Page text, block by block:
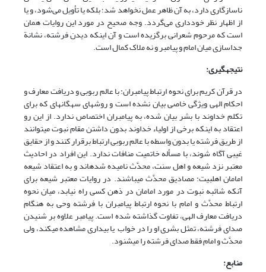
ناسازگاری دارد، به آن ظاهر عمل نخواهد شد؛ بلکه یا تأویل می‌شود، و یا
از اظهار نظر خودداری می‌گردد. وجه صحیح در مورد این روایات همان
است که مرحوم شعرانی برگزیده است و آن این‎که دیدن فرشته، نشانة
جداسازی میان امام و پیامبر و نه ملاک کمال است.
نتیجه‏گیری:
در قرآن کریم برای نحوه ارتباط پیامبران: با عالم ربوبی و دریافت معارف و
احکام الهی ویژگی خاصی بیان نشده است و روش‏های سه‏گانه‏ای که برای
تکلم خداوند با بشر بیان شده، به پیامبران اختصاص ندارد. از این رو
اعتقاد به اینکه برخی از اولیاء خداوند بدون داشتن مقام نبوت می‏توانند
از طریق فرشته یا بدون واسطه با عالم ربوبی ارتباط برقرار کنند و از حقایق
غیبی آگاه شوند، با مسأله خاتمیت منافات ندارد. این افراد در احادیث
معتبر نزد شیعه و اهل سنت، محدَّث نامیده شده‏اند و به اعتقاد شیعه
امامان اهل‏بیت: مصادیق محدَّث می‏باشند. در روایات معتبر شیعه برای
آنکه شائبه نبوت در مورد امامان در ذهن کسی راه نیابد، میان نحوه
ارتباط محدَّث و امام با نحوه ارتباط پیامبران با فرشته وحی به هنگام
دریافت معارف الهی، تفاوت گذاشته شده است. پیامبر علاوه بر شنیدن
صدای فرشته، تمثل بشری او را در خواب یا بیداری مشاهده می‏کند، ولی
محدَّث و امام فقط صدای فرشته را می‏شنود.
منابع: